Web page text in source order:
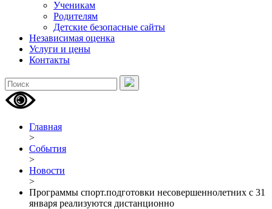
Ученикам
Родителям
Детские безопасные сайты
Независимая оценка
Услуги и цены
Контакты
Главная
>
События
>
Новости
>
Программы спорт.подготовки несовершеннолетних с 31
января реализуются дистанционно